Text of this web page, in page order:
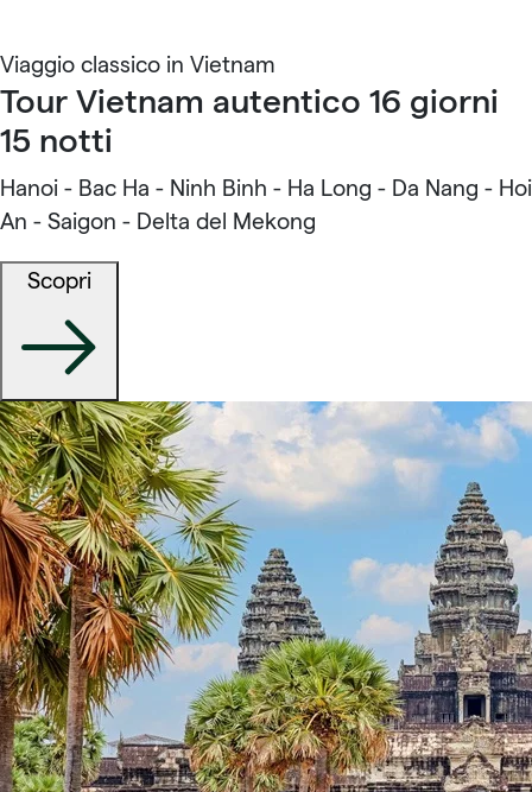
Viaggio classico in Vietnam
Tour Vietnam autentico 16 giorni
15 notti
Hanoi - Bac Ha - Ninh Binh - Ha Long - Da Nang - Hoi
An - Saigon - Delta del Mekong
Scopri